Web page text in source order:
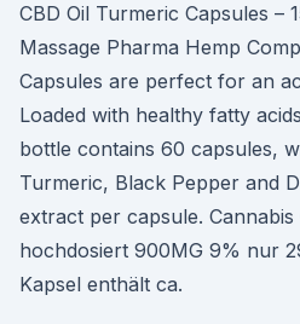
CBD Oil Turmeric Capsules –
Massage Pharma Hemp
Capsules are perfect for an
Loaded with healthy fatty
bottle contains 60 capsules,
Turmeric, Black Pepper and
extract per capsule. Cannabis
hochdosiert 900MG 9% nur
Kapsel enthält ca.